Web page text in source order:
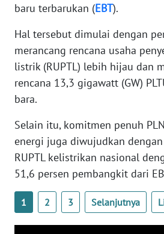
baru terbarukan (EBT).
Hal tersebut dimulai dengan
merancang rencana usaha
listrik (RUPTL) lebih hijau dan
rencana 13,3 gigawatt (GW)
bara.
Selain itu, komitmen penuh
energi juga diwujudkan
RUPTL kelistrikan nasional
51,6 persen pembangkit dari
1 2 3 Selanjutnya
RIAU
WN
SERAMBI
JAMBI
WN
SULTRA
NTB